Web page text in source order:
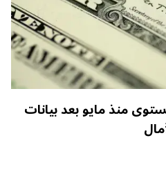
منذ مايو بعد بيانات